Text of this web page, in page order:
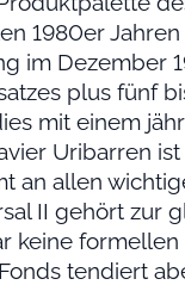
1980er
im Dezember
plus fünf
mit einem
Uribarren
an allen
II gehört zur
keine formellen
tendiert